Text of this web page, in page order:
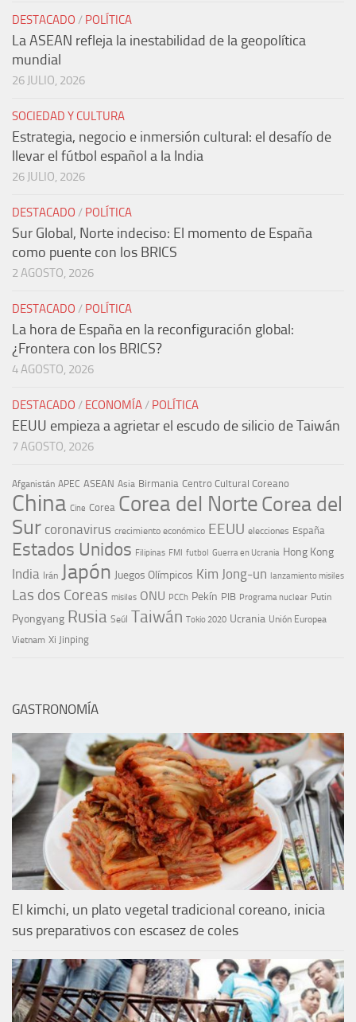
DESTACADO / POLÍTICA
La ASEAN refleja la inestabilidad de la geopolítica
mundial
26 JULIO, 2026
SOCIEDAD Y CULTURA
Estrategia, negocio e inmersión cultural: el desafío de
llevar el fútbol español a la India
26 JULIO, 2026
DESTACADO / POLÍTICA
Sur Global, Norte indeciso: El momento de España
como puente con los BRICS
2 AGOSTO, 2026
DESTACADO / POLÍTICA
La hora de España en la reconfiguración global:
¿Frontera con los BRICS?
4 AGOSTO, 2026
DESTACADO / ECONOMÍA/ POLÍTICA
EEUU empieza a agrietar el escudo de silicio de Taiwán
7 AGOSTO, 2026
Afganistán APEC ASEAN Asia Birmania Centro Cultural Coreano
China Cine Corea Corea del NorteCorea del
Sur coronavirus crecimiento económico EEUU elecciones España
Estados Unidos Filipinas FMI futbol Guerra en Ucrania Hong Kong
India Irán Japón Juegos Olímpicos Kim Jong-un lanzamiento misiles
Las dos Coreas misiles ONU PCCh Pekín PIB Programa nuclear Putin
Pyongyang Rusia Seúl Taiwán Tokio 2020 Ucrania Unión Europea
Vietnam Xi Jinping
GASTRONOMÍA
El kimchi, un plato vegetal tradicional coreano, inicia
sus preparativos con escasez de coles